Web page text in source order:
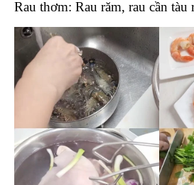
Rau thơm: Rau răm, rau cần tàu